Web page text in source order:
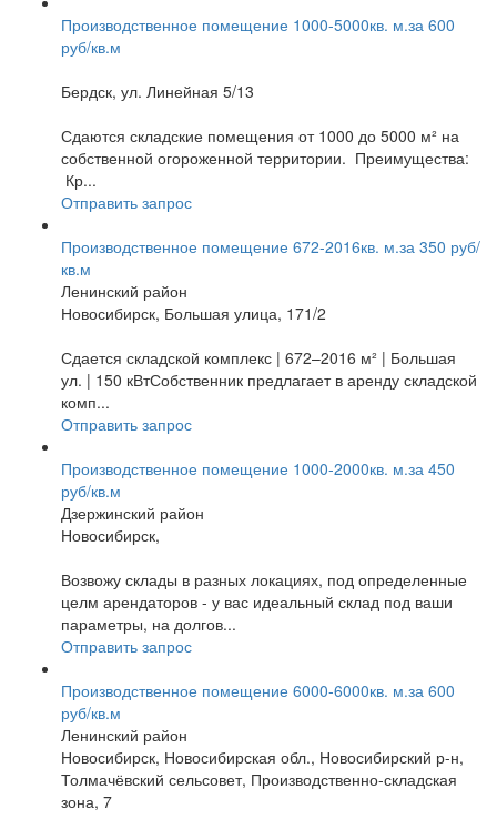
Производственное помещение 1000-5000кв. м.за 600
руб/кв.м
Бердск, ул. Линейная 5/13
Сдаются складские помещения от 1000 до 5000 м² на
собственной огороженной территории. Преимущества:
Кр...
Отправить запрос
Производственное помещение 672-2016кв. м.за 350 руб/
кв.м
Ленинский район
Новосибирск, Большая улица, 171/2
Сдается складской комплекс | 672–2016 м² | Большая
ул. | 150 кВтСобственник предлагает в аренду складской
комп...
Отправить запрос
Производственное помещение 1000-2000кв. м.за 450
руб/кв.м
Дзержинский район
Новосибирск,
Возвожу склады в разных локациях, под определенные
целм арендаторов - у вас идеальный склад под ваши
параметры, на долгов...
Отправить запрос
Производственное помещение 6000-6000кв. м.за 600
руб/кв.м
Ленинский район
Новосибирск, Новосибирская обл., Новосибирский р-н,
Толмачёвский сельсовет, Производственно-складская
зона, 7